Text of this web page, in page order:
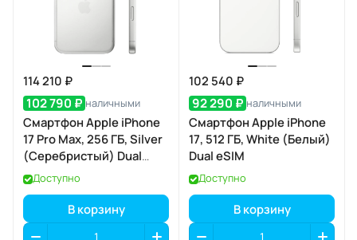
114 210 ₽
102 790 ₽ наличными
Смартфон Apple iPhone
17 Pro Max, 256 ГБ, Silver
(Серебристый) Dual
eSIM
Доступно
В корзину
102 540 ₽
92 290 ₽ наличными
Смартфон Apple iPhone
17, 512 ГБ, White (Белый)
Dual eSIM
Доступно
В корзину